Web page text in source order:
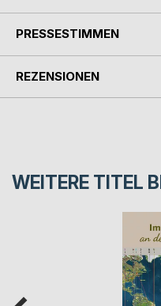
PRESSESTIMMEN
REZENSIONEN
WEITERE TITEL